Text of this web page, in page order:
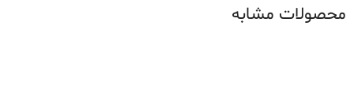
محصولات مشابه